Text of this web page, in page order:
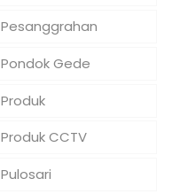
Pesanggrahan
Pondok Gede
Produk
Produk CCTV
Pulosari